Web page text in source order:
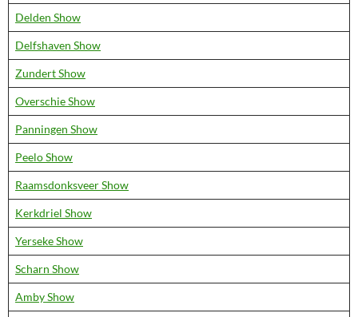
Delden Show
Delfshaven Show
Zundert Show
Overschie Show
Panningen Show
Peelo Show
Raamsdonksveer Show
Kerkdriel Show
Yerseke Show
Scharn Show
Amby Show